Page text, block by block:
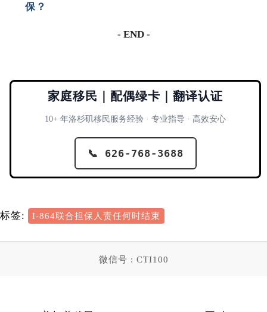
保？
- END -
家庭移民｜配偶绿卡｜翻译认证
10+ 年洛杉矶移民服务经验 · 专业指导 · 高效安心
📞 626-768-3688
标签: I-864联合担保人责任何时结束
微信号 : CTI100